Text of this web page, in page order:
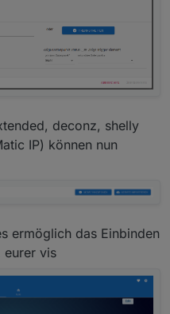
deconz, shelly
IP) können nun
ermöglich das Einbinden
eurer vis